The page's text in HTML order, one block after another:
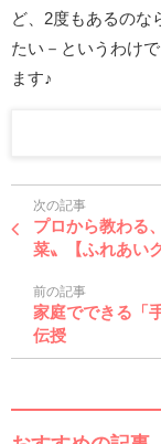
ど、2度もあるのな
たい－というわけ
ます♪
次の記事
プロから教わる
菜〟【ふれあい
前の記事
家庭でできる「
伝授